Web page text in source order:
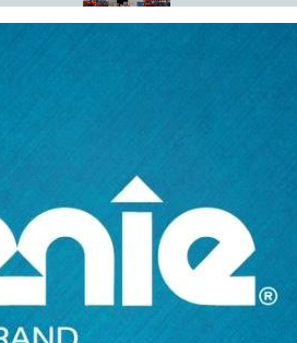
càng phổ biến ở Việt Nam